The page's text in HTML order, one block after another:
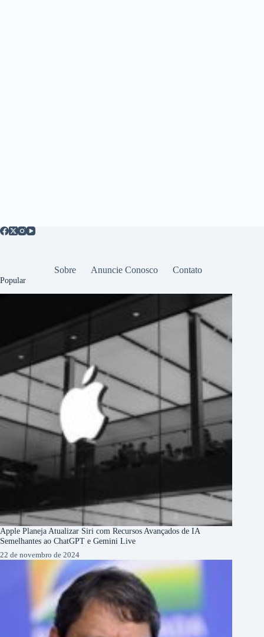
Sobre Anuncie Conosco Contato
Popular
Apple Planeja Atualizar Siri com Recursos Avançados de IA
Semelhantes ao ChatGPT e Gemini Live
22 de novembro de 2024